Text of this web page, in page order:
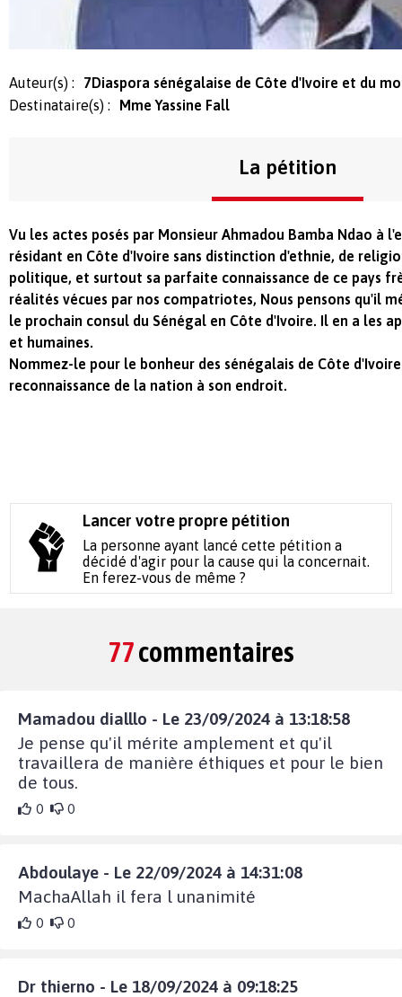
Auteur(s) :
7Diaspora sénégalaise de Côte d'Ivoire et du
Destinataire(s) :
Mme Yassine Fall
La pétition
Vu les actes posés par Monsieur Ahmadou Bamba Ndao à
résidant en Côte d'Ivoire sans distinction d'ethnie, de
politique, et surtout sa parfaite connaissance de ce pays
réalités vécues par nos compatriotes, Nous pensons qu'il
le prochain consul du Sénégal en Côte d'Ivoire. Il en a les
et humaines.
Nommez-le pour le bonheur des sénégalais de Côte
reconnaissance de la nation à son endroit.
Lancer votre propre pétition
La personne ayant lancé cette pétition a
décidé d'agir pour la cause qui la concernait.
En ferez-vous de même ?
77commentaires
Mamadou dialllo - Le 23/09/2024 à 13:18:58
Je pense qu'il mérite amplement et qu'il
travaillera de manière éthiques et pour le bien
de tous.
0 0
Abdoulaye - Le 22/09/2024 à 14:31:08
MachaAllah il fera l unanimité
0 0
Dr thierno - Le 18/09/2024 à 09:18:25